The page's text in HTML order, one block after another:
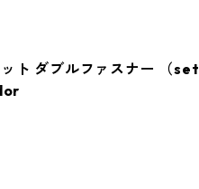
ト ダブルファスナー （set